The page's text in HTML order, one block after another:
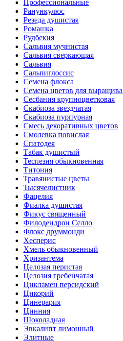
Профессиональные
Ранункулюс
Резеда душистая
Ромашка
Рудбекия
Сальвия мучнистая
Сальвия сверкающая
Сальвия
Сальпиглоссис
Семена флокса
Семена цветов для
Сесбания крупноцветковая
Скабиоза звездчатая
Скабиоза пурпурная
Смесь декоративных цветов
Смолевка повислая
Спатодея
Табак душистый
Теспезия обыкновенная
Титония
Травянистые цветы
Тысячелистник
Фацелия
Фиалка душистая
Фикус священный
Филодендрон Селло
Флокс друммонди
Хесперис
Хмель обыкновенный
Хризантема
Целозая перистая
Целозия гребенчатая
Цикламен персидский
Цикорий
Цинерария
Цинния
Шоколадная
Эвкалипт лимонный
Элитные